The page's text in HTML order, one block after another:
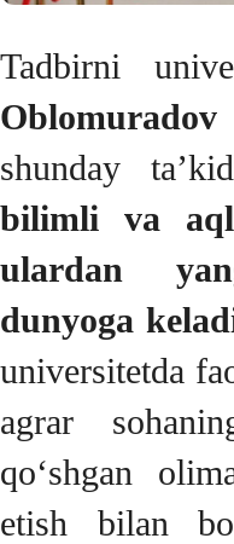
Tadbirni
shunday
bilimli va
ulardan
dunyoga
universitetda
agrar
qo‘shgan
etish bilan